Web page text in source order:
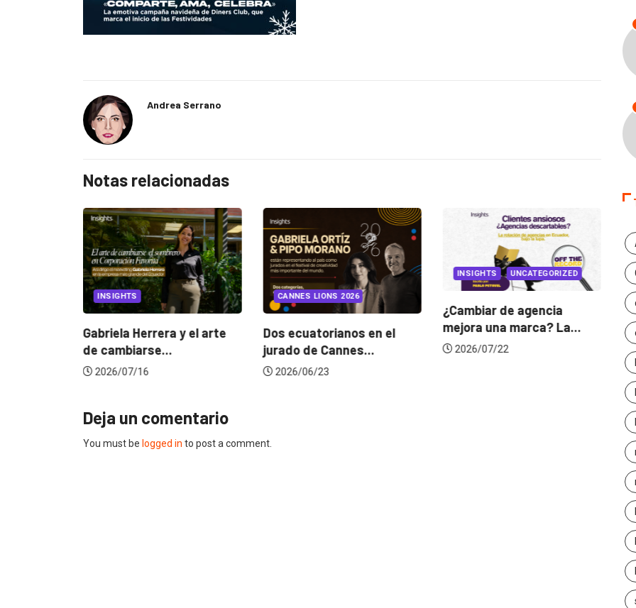
Andrea Serrano
Notas relacionadas
INSIGHTS
Gabriela Herrera y el arte
de cambiarse...
2026/07/16
CANNES LIONS 2026
Dos ecuatorianos en el
jurado de Cannes...
2026/06/23
INSIGHTS UNCATEGORIZED
¿Cambiar de agencia
mejora una marca? La...
2026/07/22
Deja un comentario
You must be logged in to post a comment.